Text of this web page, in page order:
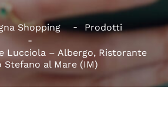
Shopping Prodotti
Lucciola – Albergo, Ristorante
Stefano al Mare (IM)